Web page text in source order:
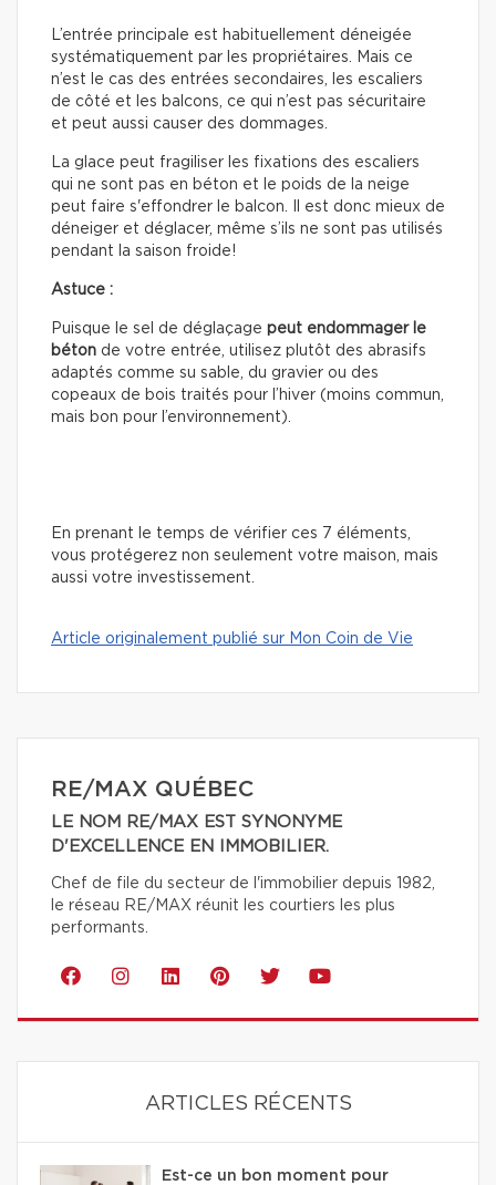
L’entrée principale est habituellement déneigée
systématiquement par les propriétaires. Mais ce
n’est le cas des entrées secondaires, les escaliers
de côté et les balcons, ce qui n’est pas sécuritaire
et peut aussi causer des dommages.
La glace peut fragiliser les fixations des escaliers
qui ne sont pas en béton et le poids de la neige
peut faire s'effondrer le balcon. Il est donc mieux de
déneiger et déglacer, même s’ils ne sont pas utilisés
pendant la saison froide!
Astuce :
Puisque le sel de déglaçage peut endommager le
béton de votre entrée, utilisez plutôt des abrasifs
adaptés comme su sable, du gravier ou des
copeaux de bois traités pour l’hiver (moins commun,
mais bon pour l’environnement).
En prenant le temps de vérifier ces 7 éléments,
vous protégerez non seulement votre maison, mais
aussi votre investissement.
Article originalement publié sur Mon Coin de Vie
RE/MAX QUÉBEC
LE NOM RE/MAX EST SYNONYME
D'EXCELLENCE EN IMMOBILIER.
Chef de file du secteur de l'immobilier depuis 1982,
le réseau RE/MAX réunit les courtiers les plus
performants.
ARTICLES RÉCENTS
Est-ce un bon moment pour